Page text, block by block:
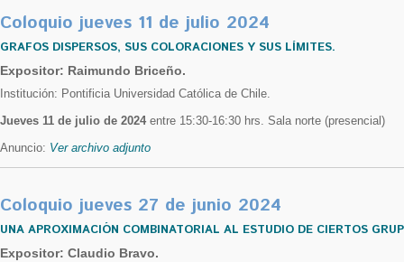
Coloquio jueves 11 de julio 2024
GRAFOS DISPERSOS, SUS COLORACIONES Y SUS LÍMITES.
Expositor: Raimundo Briceño.
Institución: Pontificia Universidad Católica de Chile.
Jueves 11 de julio de 2024 entre 15:30-16:30 hrs. Sala norte (presencial)
Anuncio: Ver archivo adjunto
Coloquio jueves 27 de junio 2024
UNA APROXIMACIÓN COMBINATORIAL AL ESTUDIO DE CIERTOS
Expositor: Claudio Bravo.